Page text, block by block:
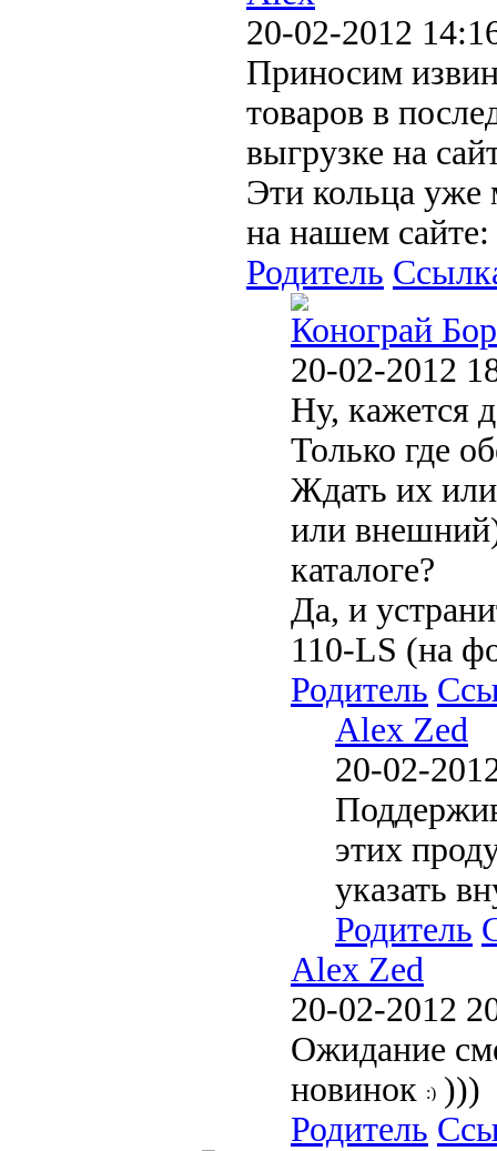
20-02-2012
Приносим
товаров в
выгрузке на
Эти кольца
на нашем сайте:
Родитель
Конограй
20-02-2012
Ну, кажется
Только где
Ждать их
или
каталоге?
Да, и
110-LS (на
Родитель
Alex Zed
20-02-
этих
указать
Родитель
Alex Zed
20-02-2012
Ожидание
новинок
)))
Родитель